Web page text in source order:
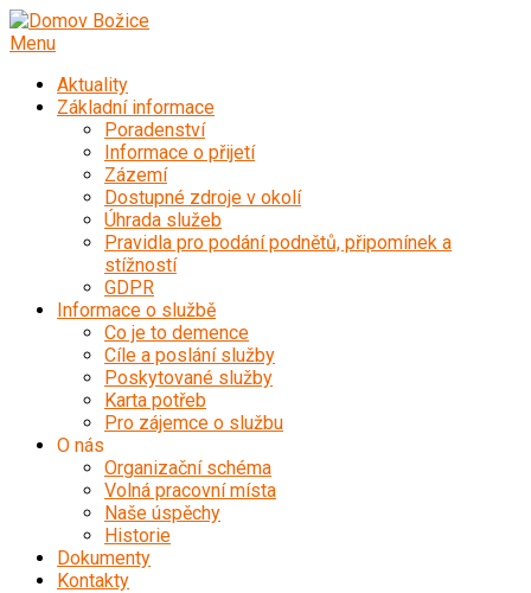
Přeskočit
na
Menu
Aktuality
Základní informace
Poradenství
Informace o přijetí
Zázemí
Dostupné zdroje v okolí
Úhrada služeb
Pravidla pro podání podnětů, připomínek a
stížností
GDPR
Informace o službě
Co je to demence
Cíle a poslání služby
Poskytované služby
Karta potřeb
Pro zájemce o službu
O nás
Organizační schéma
Volná pracovní místa
Naše úspěchy
Historie
Dokumenty
Kontakty